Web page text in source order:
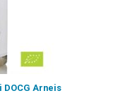
Arneis